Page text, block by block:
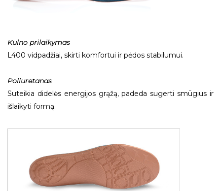
Kulno prilaikymas
L400 vidpadžiai, skirti komfortui ir pėdos stabilumui.
Poliuretanas
Suteikia didelės energijos grąžą, padeda sugerti smūgius ir
išlaikyti formą.